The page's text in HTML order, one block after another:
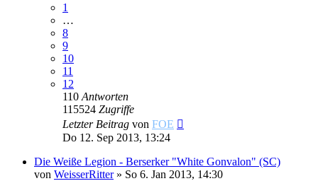
1
…
8
9
10
11
12
110 Antworten
115524 Zugriffe
Letzter Beitrag von FOE
Do 12. Sep 2013, 13:24
Die Weiße Legion - Berserker "White Gonvalon" (SC)
von WeisserRitter» So 6. Jan 2013, 14:30